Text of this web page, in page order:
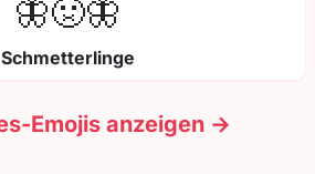
🦋🤢🦋
Schmetterlinge
Emojis anzeigen →